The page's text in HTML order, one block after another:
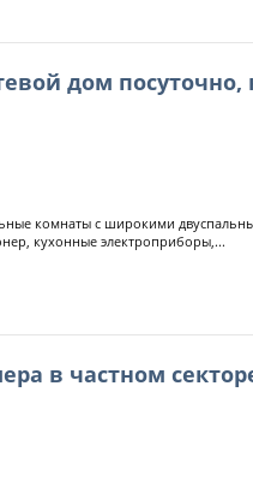
дом посуточно,
комнаты с широкими
кухонные электроприборы,...
в частном